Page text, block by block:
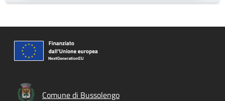
Comune di Bussolengo